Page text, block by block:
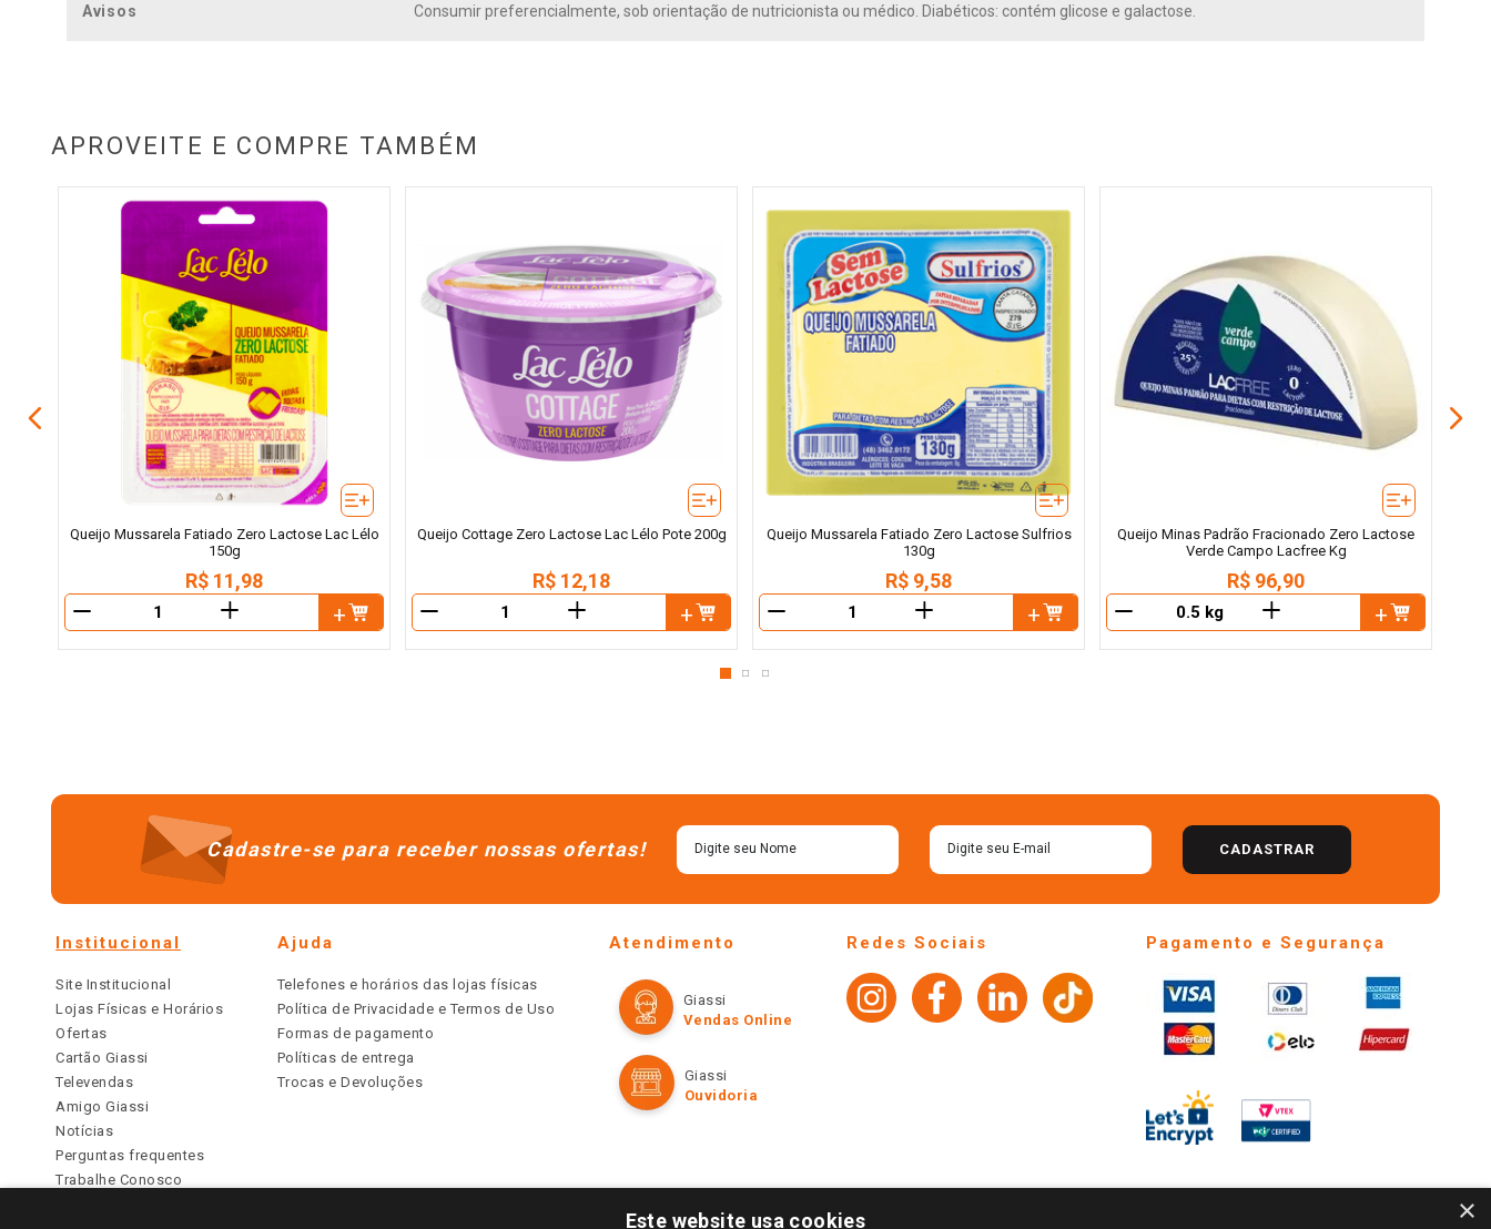
Avisos Consumir preferencialmente, sob orientação de nutricionista ou médico. Diabéticos: contém glicose e galactose.
APROVEITE E COMPRE TAMBÉM
Queijo Mussarela Fatiado Zero Lactose Lac Lélo
150g
R$ 11,98
＋
Queijo Cottage Zero Lactose Lac Lélo Pote 200g
R$ 12,18
＋
Queijo Mussarela Fatiado Zero Lactose Sulfrios
130g
R$ 9,58
＋
Queijo Minas Padrão Fracionado Zero Lactose
Verde Campo Lacfree Kg
R$ 96,90
＋
Cadastre-se para receber nossas ofertas! CADASTRAR
Institucional
Site Institucional
Lojas Físicas e Horários
Ofertas
Cartão Giassi
Televendas
Amigo Giassi
Notícias
Perguntas frequentes
Trabalhe Conosco
Ajuda
Telefones e horários das lojas físicas
Política de Privacidade e Termos de Uso
Formas de pagamento
Políticas de entrega
Trocas e Devoluções
Atendimento
Giassi
Vendas Online
Giassi
Ouvidoria
Redes Sociais Pagamento e Segurança
×
Este website usa cookies